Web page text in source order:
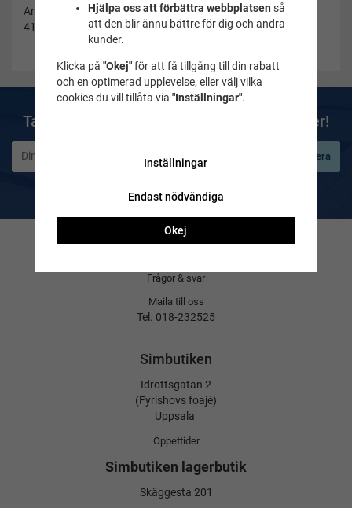
Artikelnummer:
411238-hmrblcl
Ta del av våra bästa erbjudanden & nyheter!
Prenumerera
Frågor & svar
Maila till oss
Tel. 018-232525
Simbutiken
Idrottsgatan 2
(Fyrishovs foajé)
Uppsala
Öppettider
Simbutiken lagerbutik
Skäggesta 201
Hjälpa oss att förbättra webbplatsen så
att den blir ännu bättre för dig och andra
kunder.
Klicka på "Okej"för att få tillgång till din rabatt
och en optimerad upplevelse, eller välj vilka
cookies du vill tillåta via "Inställningar".
Inställningar
Endast nödvändiga
Okej